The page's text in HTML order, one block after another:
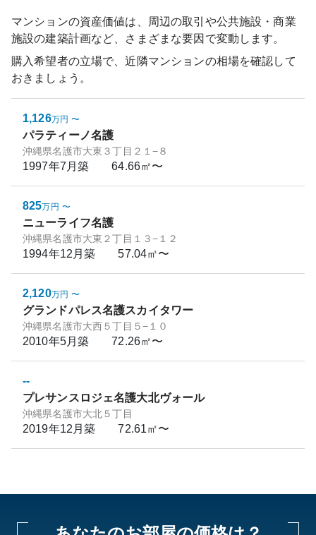
マンションの資産価値は、周辺の取引や公共施設・商業
施設の建築計画など、さまざまな要因で変動します。
購入希望者の立場で、近隣マンションの相場を確認して
おきましょう。
1,126万円 〜
パラティーノ名護
沖縄県名護市大東３丁目２１−８
1997年7月築 64.66㎡〜
825万円 〜
ニューライフ名護
沖縄県名護市大東２丁目１３−１２
1994年12月築 57.04㎡〜
2,120万円 〜
グランドパレス名護スカイタワー
沖縄県名護市大西５丁目５−１０
2010年5月築 72.26㎡〜
--
プレサンスロジェ名護大北ヴォール
沖縄県名護市大北５丁目
2019年12月築 72.61㎡〜